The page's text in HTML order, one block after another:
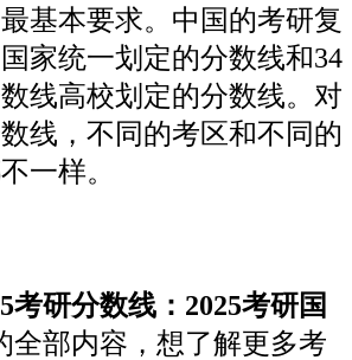
基本要求。中国的考研复
家统一划定的分数线和34
线高校划定的分数线。对
线，不同的考区和不同的
一样。
考研分数线：2025考研国
全部内容，想了解更多考